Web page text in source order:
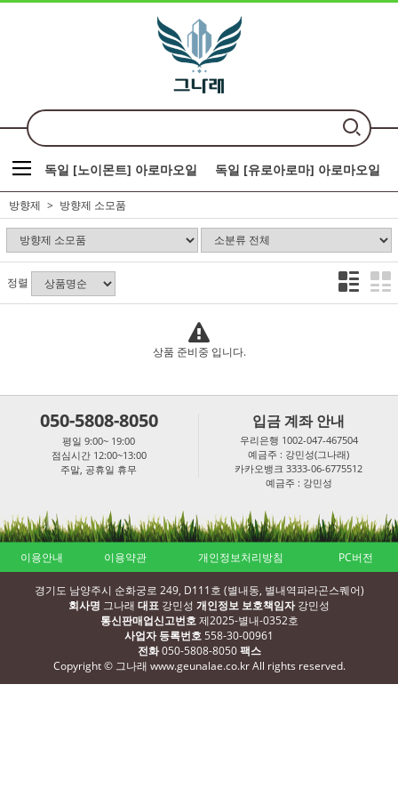
독일 [노이몬트] 아로마오일 독일 [유로아로마] 아로마오일
방향제 방향제 소모품
정렬
상품 준비중 입니다.
050-5808-8050
평일 9:00~ 19:00
점심시간 12:00~13:00
주말, 공휴일 휴무
입금 계좌 안내
우리은행 1002-047-467504
예금주 : 강민성(그나래)
카카오뱅크 3333-06-6775512
예금주 : 강민성
이용안내 이용약관 개인정보처리방침 PC버전
경기도 남양주시 순화궁로 249, D111호 (별내동, 별내역파라곤스퀘어)
회사명 그나래 대표 강민성 개인정보 보호책임자강민성
통신판매업신고번호제2025-별내-0352호
사업자 등록번호558-30-00961
전화050-5808-8050팩스
Copyright © 그나래 www.geunalae.co.kr All rights reserved.